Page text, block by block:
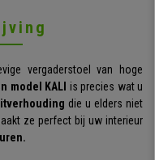
vergaderstoel van hoge
model KALI is precies wat u
die u elders niet
ze perfect bij uw interieur